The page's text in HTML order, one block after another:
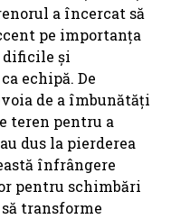
a încercat să
pe importanța
dificile și
echipă. De
de a îmbunătăți
teren pentru a
dus la pierderea
înfrângere
pentru schimbări
transforme